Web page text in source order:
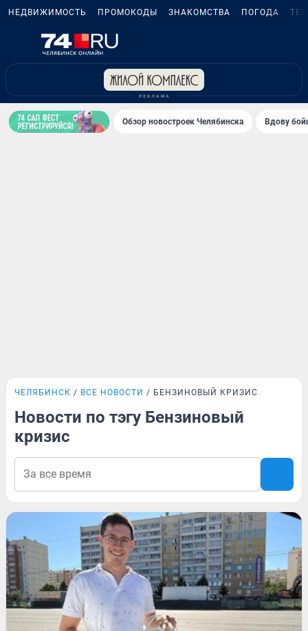
НЕДВИЖИМОСТЬ ПРОМОКОДЫ ЗНАКОМСТВА ПОГОДА
Обзор новостроек Челябинска Вдову
ЧЕЛЯБИНСК ВСЕ НОВОСТИ БЕНЗИНОВЫЙ КРИЗИС
Новости по тэгу Бензиновый
кризис